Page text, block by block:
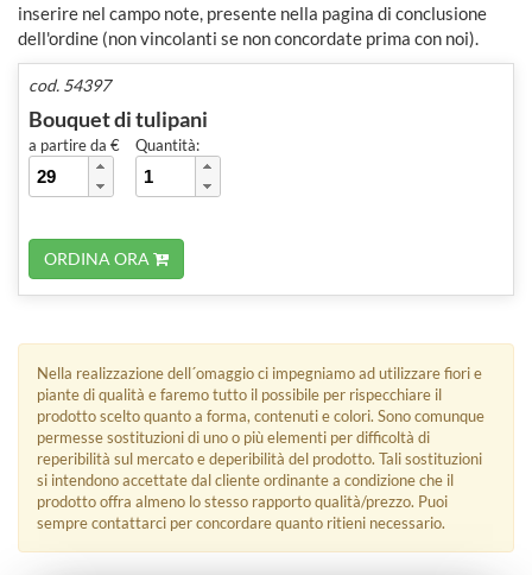
inserire nel campo note, presente nella pagina di conclusione
dell'ordine (non vincolanti se non concordate prima con noi).
cod. 54397
Bouquet di tulipani
a partire da € Quantità:
ORDINA ORA
Nella realizzazione dell´omaggio ci impegniamo ad utilizzare fiori e
piante di qualità e faremo tutto il possibile per rispecchiare il
prodotto scelto quanto a forma, contenuti e colori. Sono comunque
permesse sostituzioni di uno o più elementi per difficoltà di
reperibilità sul mercato e deperibilità del prodotto. Tali sostituzioni
si intendono accettate dal cliente ordinante a condizione che il
prodotto offra almeno lo stesso rapporto qualità/prezzo. Puoi
sempre contattarci per concordare quanto ritieni necessario.